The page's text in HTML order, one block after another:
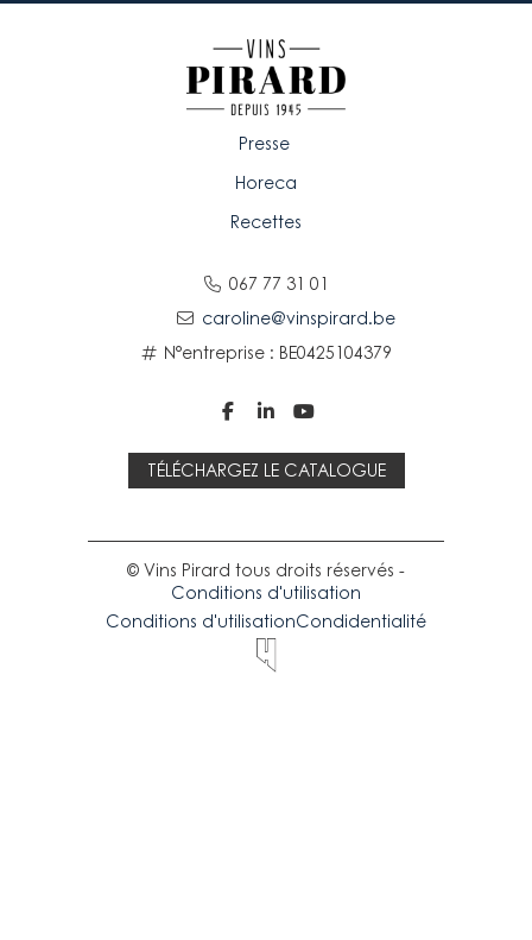
067 77 31 01
caroline@vinspirard.be
N°entreprise : BE0425104379
Presse
Horeca
Recettes
  
TÉLÉCHARGEZ LE CATALOGUE
© Vins Pirard tous droits réservés -
Conditions d'utilisation
Conditions d'utilisationCondidentialité